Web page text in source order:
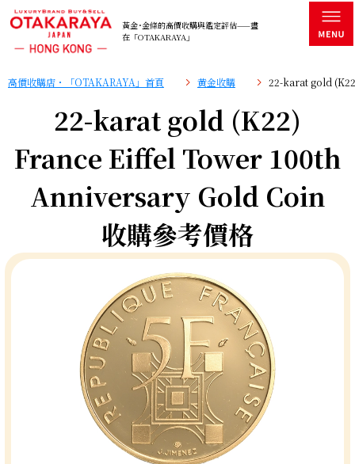
黃金･金條的高價收購與鑑定評估——盡
在「OTAKARAYA」
高價收購店・「OTAKARAYA」首頁 黄金收購 22-karat gold
22-karat gold (K22)
France Eiffel Tower 100th
Anniversary Gold Coin
收購參考價格